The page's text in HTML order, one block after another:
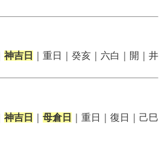
神吉日 ｜重日｜癸亥｜六白｜開｜井
神吉日 母倉日
｜重日｜復日｜己巳